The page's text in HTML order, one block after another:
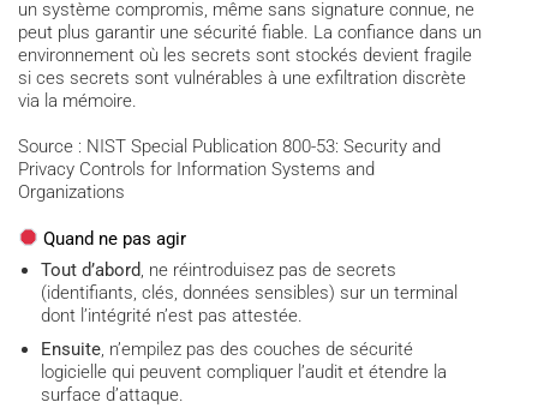
un système compromis, même sans signature connue, ne
peut plus garantir une sécurité fiable. La confiance dans un
environnement où les secrets sont stockés devient fragile
si ces secrets sont vulnérables à une exfiltration discrète
via la mémoire.
Source : NIST Special Publication 800-53: Security and
Privacy Controls for Information Systems and
Organizations
Quand ne pas agir
Tout d’abord, ne réintroduisez pas de secrets
(identifiants, clés, données sensibles) sur un terminal
dont l’intégrité n’est pas attestée.
Ensuite, n’empilez pas des couches de sécurité
logicielle qui peuvent compliquer l’audit et étendre la
surface d’attaque.